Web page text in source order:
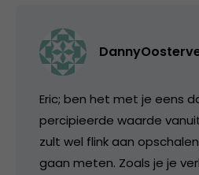
Eric; ben het met je eens
percipieerde waarde
zult wel flink aan
gaan meten. Zoals je je